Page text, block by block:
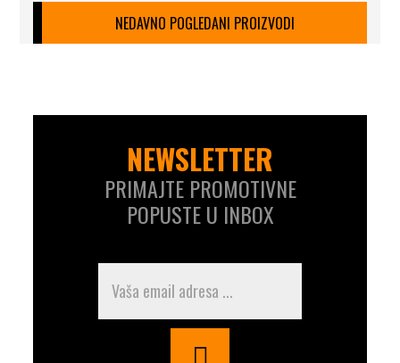
NEDAVNO POGLEDANI PROIZVODI
NEWSLETTER
PRIMAJTE PROMOTIVNE
POPUSTE U INBOX